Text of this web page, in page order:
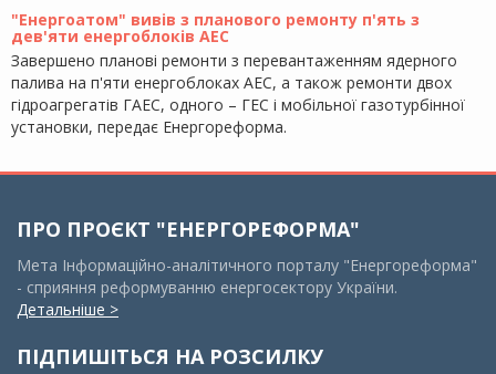
"Енергоатом" вивів з планового ремонту п'ять з
дев'яти енергоблоків АЕС
Завершено планові ремонти з перевантаженням ядерного
палива на п'яти енергоблоках АЕС, а також ремонти двох
гідроагрегатів ГАЕС, одного – ГЕС і мобільної газотурбінної
установки, передає Енергореформа.
ПРО ПРОЄКТ "ЕНЕРГОРЕФОРМА"
Мета Інформаційно-аналітичного порталу "Енергореформа"
- сприяння реформуванню енергосектору України.
Детальніше >
ПІДПИШІТЬСЯ НА РОЗСИЛКУ